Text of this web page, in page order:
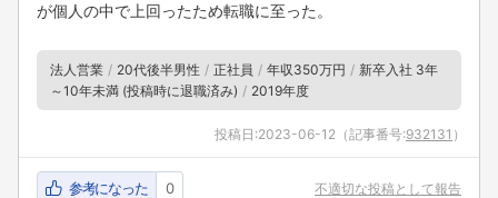
が個人の中で上回ったため転職に至った。
法人営業 20代後半男性 正社員 年収350万円
新卒入社 3年
～10年未満 (投稿時に退職済み)
2019年度
投稿日:2023-06-12 （記事番号:932131 ）
参考になった 0 不適切な投稿として報告